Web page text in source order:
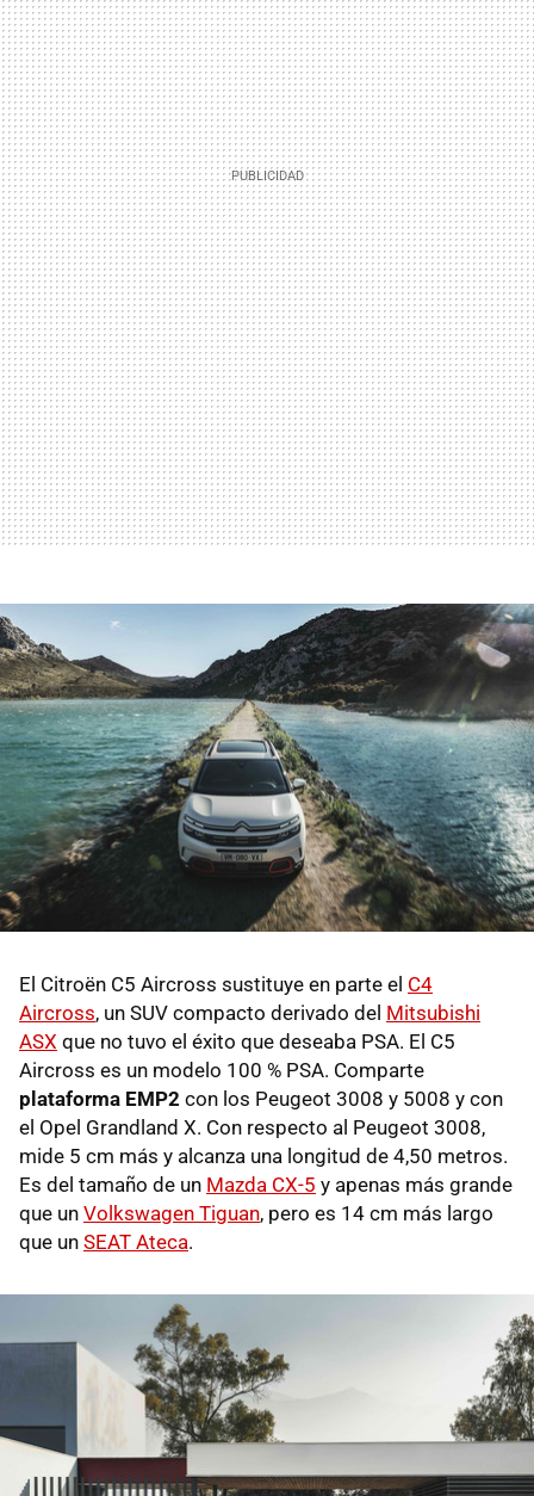
El Citroën C5 Aircross sustituye en parte el C4
Aircross, un SUV compacto derivado del Mitsubishi
ASX que no tuvo el éxito que deseaba PSA. El C5
Aircross es un modelo 100 % PSA. Comparte
plataforma EMP2 con los Peugeot 3008 y 5008 y con
el Opel Grandland X. Con respecto al Peugeot 3008,
mide 5 cm más y alcanza una longitud de 4,50 metros.
Es del tamaño de un Mazda CX-5 y apenas más grande
que un Volkswagen Tiguan, pero es 14 cm más largo
que un SEAT Ateca.